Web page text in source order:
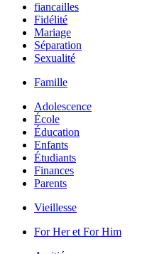
fiancailles
Fidélité
Mariage
Séparation
Sexualité
Famille
Adolescence
École
Éducation
Enfants
Étudiants
Finances
Parents
Vieillesse
For Her et For Him